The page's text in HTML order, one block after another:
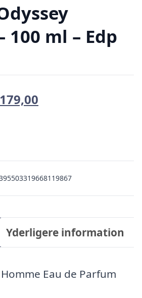
100 ml – Edp
179,00
kr. 179,00.
Yderligere information
Eau de Parfum